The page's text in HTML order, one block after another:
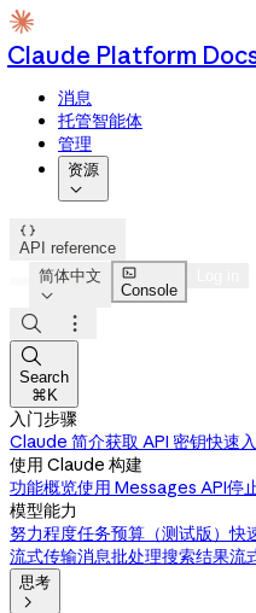
Claude Platform
消息
托管智能体
管理
资源


API reference
简体中文


Console



Search
⌘K
入门步骤
Claude 简介获取 API 密钥快速
使用 Claude 构建
功能概览使用 Messages API停
模型能力
努力程度任务预算（测试版）快
流式传输消息批处理搜索结果流
思考
